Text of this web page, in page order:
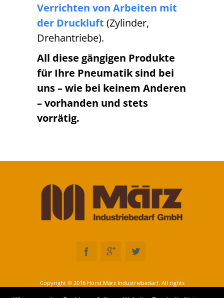
Verrichten von Arbeiten mit
der Druckluft (Zylinder,
Drehantriebe).
All diese gängigen Produkte
für Ihre Pneumatik sind bei
uns – wie bei keinem Anderen
– vorhanden und stets
vorrätig.
Copyright © 2016 Horst März Industriebedarf. All rights